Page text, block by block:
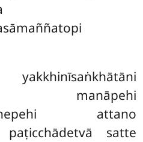
manāpehi
attano
paṭicchādetvā satte